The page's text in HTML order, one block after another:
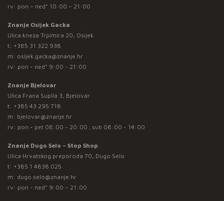
rv: pon – ned* 10:00 – 21:00
Znanje Osijek Gacka
Ulica kneza Trpimira 20, Osijek
t: +385 31 322 938
m: osijek.gacka@znanje.hr
rv: pon - ned* 9:00 - 21:00
Znanje Bjelovar
Ulica Frana Supila 3, Bjelovar
t: +385 43 295 718
m: bjelovar@znanje.hr
rv: pon - pet 08:00 - 20:00 ; sub 08:00 - 14:00
Znanje Dugo Selo – Stop Shop
Ulica Hrvatskog preporoda 70, Dugo Selo
t: +385 1 4838 025
m: dugo.selo@znanje.hr
rv: pon - ned* 9:00 – 21:00